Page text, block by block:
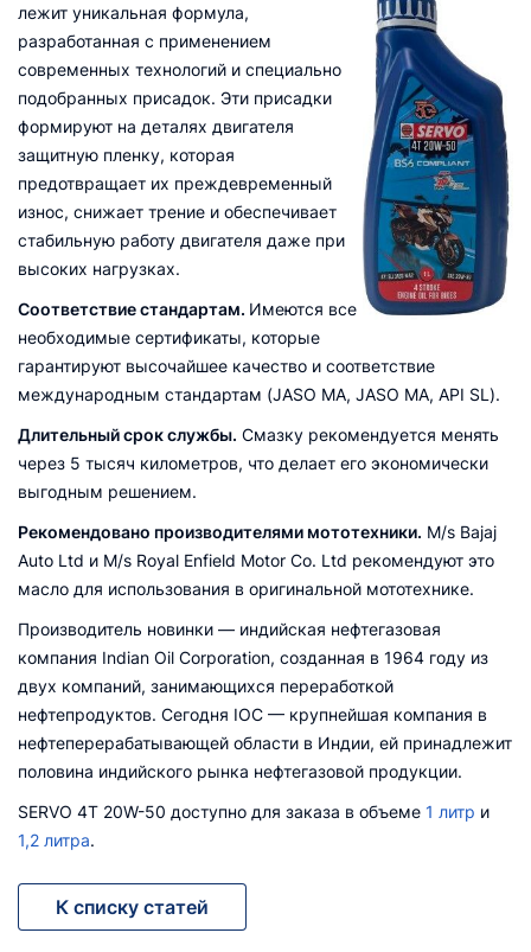
лежит уникальная формула,
разработанная с применением
современных технологий и специально
подобранных присадок. Эти присадки
формируют на деталях двигателя
защитную пленку, которая
предотвращает их преждевременный
износ, снижает трение и обеспечивает
стабильную работу двигателя даже при
высоких нагрузках.
Соответствие стандартам. Имеются все
необходимые сертификаты, которые
гарантируют высочайшее качество и соответствие
международным стандартам (JASO MA, JASO MA, API SL).
Длительный срок службы. Смазку рекомендуется менять
через 5 тысяч километров, что делает его экономически
выгодным решением.
Рекомендовано производителями мототехники. M/s Bajaj
Auto Ltd и M/s Royal Enfield Motor Co. Ltd рекомендуют это
масло для использования в оригинальной мототехнике.
Производитель новинки — индийская нефтегазовая
компания Indian Oil Corporation, созданная в 1964 году из
двух компаний, занимающихся переработкой
нефтепродуктов. Сегодня IOC — крупнейшая компания в
нефтеперерабатывающей области в Индии, ей принадлежит
половина индийского рынка нефтегазовой продукции.
SERVO 4T 20W-50 доступно для заказа в объеме 1 литр и
1,2 литра.
К списку статей